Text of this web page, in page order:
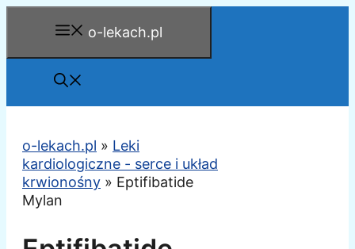
o-lekach.pl
o-lekach.pl » Leki
kardiologiczne - serce i układ
krwionośny » Eptifibatide
Mylan